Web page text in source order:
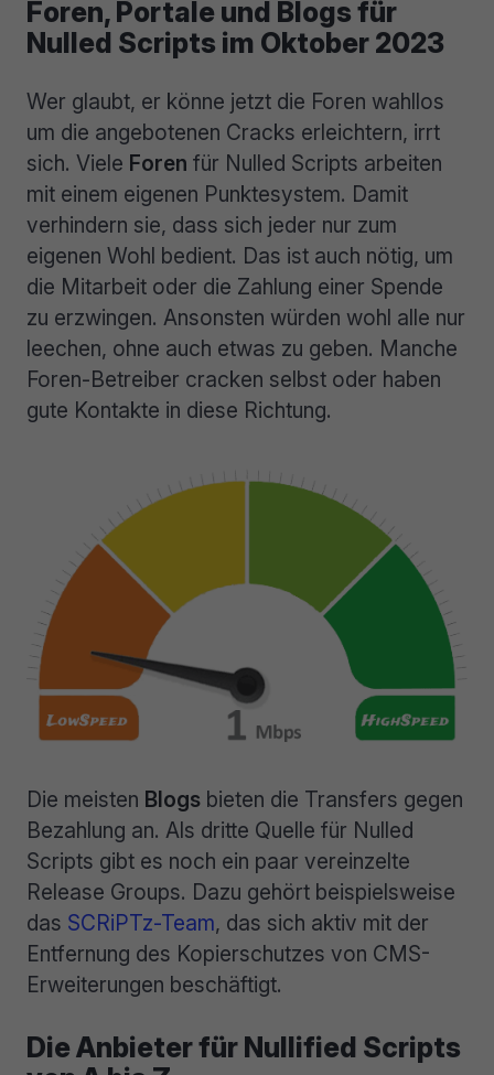
Foren, Portale und Blogs für
Nulled Scripts im Oktober 2023
Wer glaubt, er könne jetzt die Foren wahllos
um die angebotenen Cracks erleichtern, irrt
sich. Viele Foren für Nulled Scripts arbeiten
mit einem eigenen Punktesystem. Damit
verhindern sie, dass sich jeder nur zum
eigenen Wohl bedient. Das ist auch nötig, um
die Mitarbeit oder die Zahlung einer Spende
zu erzwingen. Ansonsten würden wohl alle nur
leechen, ohne auch etwas zu geben. Manche
Foren-Betreiber cracken selbst oder haben
gute Kontakte in diese Richtung.
Die meisten Blogs bieten die Transfers gegen
Bezahlung an. Als dritte Quelle für Nulled
Scripts gibt es noch ein paar vereinzelte
Release Groups. Dazu gehört beispielsweise
das SCRiPTz-Team, das sich aktiv mit der
Entfernung des Kopierschutzes von CMS-
Erweiterungen beschäftigt.
Die Anbieter für Nullified Scripts